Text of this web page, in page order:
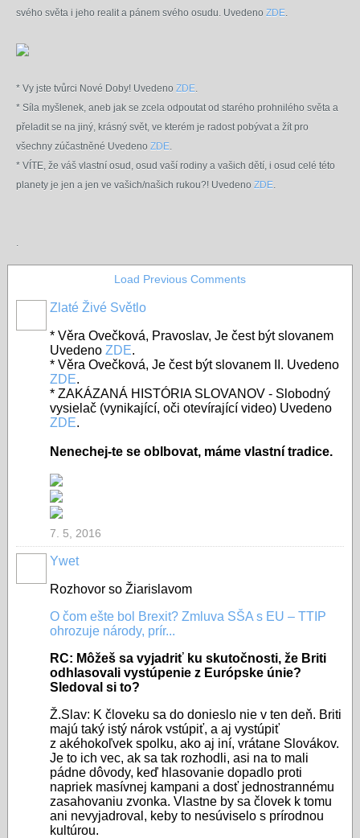
svého světa i jeho realit a pánem svého osudu. Uvedeno ZDE.
* Vy jste tvůrci Nové Doby! Uvedeno ZDE.
* Síla myšlenek, aneb jak se zcela odpoutat od starého prohnilého světa a
přeladit se na jiný, krásný svět, ve kterém je radost pobývat a žít pro
všechny zúčastněné Uvedeno ZDE.
* VÍTE, že váš vlastní osud, osud vaší rodiny a vašich dětí, i osud celé této
planety je jen a jen ve vašich/našich rukou?! Uvedeno ZDE.
.
Load Previous Comments
Zlaté Živé Světlo
* Věra Ovečková, Pravoslav, Je čest být slovanem
Uvedeno ZDE.
* Věra Ovečková, Je čest být slovanem II. Uvedeno
ZDE.
* ZAKÁZANÁ HISTÓRIA SLOVANOV - Slobodný
vysielač (vynikající, oči otevírající video) Uvedeno
ZDE.
Nenechej-te se oblbovat, máme vlastní tradice.
7. 5, 2016
Ywet
Rozhovor so Žiarislavom
O čom ešte bol Brexit? Zmluva SŠA s EU – TTIP
ohrozuje národy, prír...
RC: Môžeš sa vyjadriť ku skutočnosti, že Briti
odhlasovali vystúpenie z Európske únie?
Sledoval si to?
Ž.Slav: K človeku sa do donieslo nie v ten deň. Briti
majú taký istý nárok vstúpiť, a aj vystúpiť
z akéhokoľvek spolku, ako aj iní, vrátane Slovákov.
Je to ich vec, ak sa tak rozhodli, asi na to mali
pádne dôvody, keď hlasovanie dopadlo proti
napriek masívnej kampani a dosť jednostrannému
zasahovaniu zvonka. Vlastne by sa človek k tomu
ani nevyjadroval, keby to nesúviselo s prírodnou
kultúrou.